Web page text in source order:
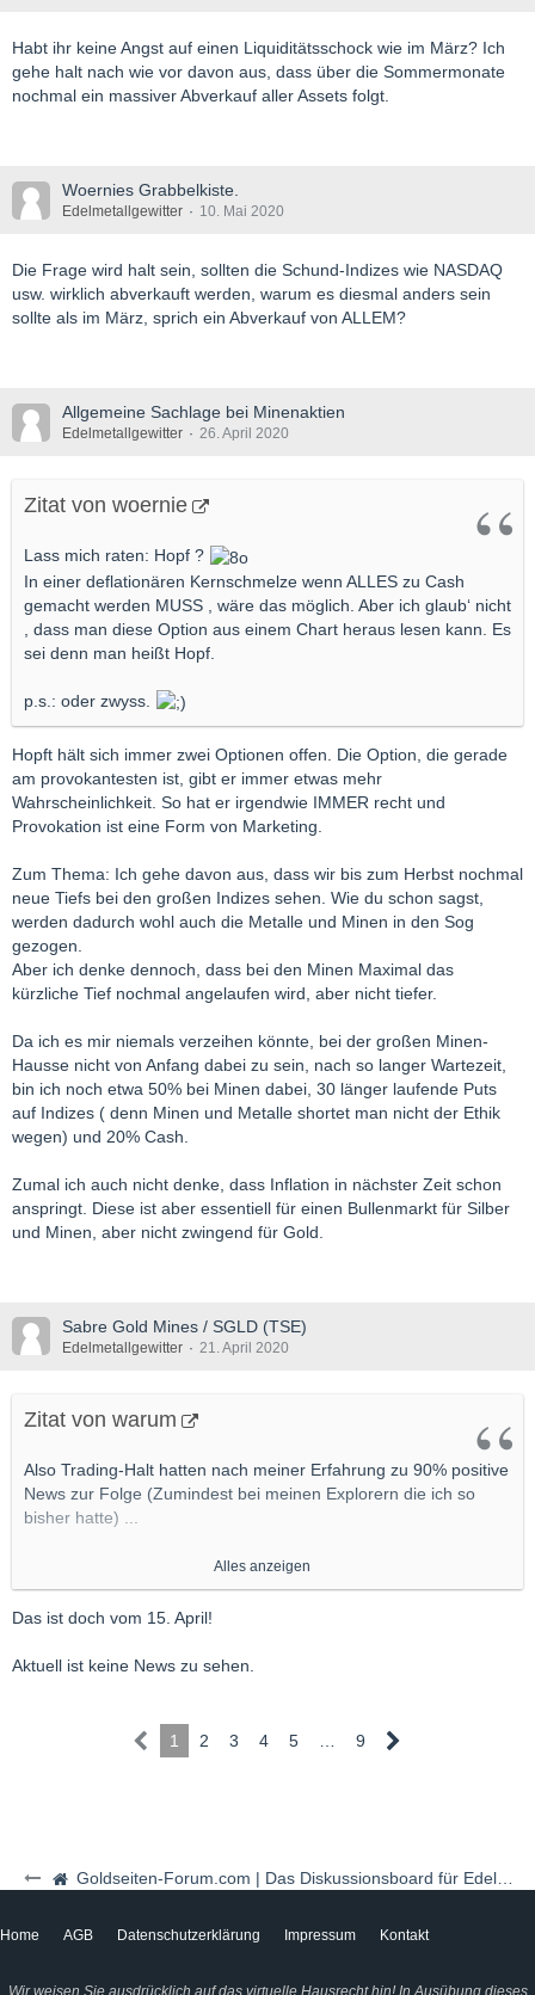
Goldseiten-Forum.com | Das Diskussionsboard für Edelmetalle & Rohstoffe
Habt ihr keine Angst auf einen Liquiditätsschock wie im März? Ich
gehe halt nach wie vor davon aus, dass über die Sommermonate
nochmal ein massiver Abverkauf aller Assets folgt.
Woernies Grabbelkiste.
Edelmetallgewitter 10. Mai 2020
Die Frage wird halt sein, sollten die Schund-Indizes wie NASDAQ
usw. wirklich abverkauft werden, warum es diesmal anders sein
sollte als im März, sprich ein Abverkauf von ALLEM?
Allgemeine Sachlage bei Minenaktien
Edelmetallgewitter 26. April 2020
Zitat von woernie
Lass mich raten: Hopf ?
In einer deflationären Kernschmelze wenn ALLES zu Cash
gemacht werden MUSS , wäre das möglich. Aber ich glaub‘ nicht
, dass man diese Option aus einem Chart heraus lesen kann. Es
sei denn man heißt Hopf.
p.s.: oder zwyss.
Hopft hält sich immer zwei Optionen offen. Die Option, die gerade
am provokantesten ist, gibt er immer etwas mehr
Wahrscheinlichkeit. So hat er irgendwie IMMER recht und
Provokation ist eine Form von Marketing.
Zum Thema: Ich gehe davon aus, dass wir bis zum Herbst nochmal
neue Tiefs bei den großen Indizes sehen. Wie du schon sagst,
werden dadurch wohl auch die Metalle und Minen in den Sog
gezogen.
Aber ich denke dennoch, dass bei den Minen Maximal das
kürzliche Tief nochmal angelaufen wird, aber nicht tiefer.
Da ich es mir niemals verzeihen könnte, bei der großen Minen-
Hausse nicht von Anfang dabei zu sein, nach so langer Wartezeit,
bin ich noch etwa 50% bei Minen dabei, 30 länger laufende Puts
auf Indizes ( denn Minen und Metalle shortet man nicht der Ethik
wegen) und 20% Cash.
Zumal ich auch nicht denke, dass Inflation in nächster Zeit schon
anspringt. Diese ist aber essentiell für einen Bullenmarkt für Silber
und Minen, aber nicht zwingend für Gold.
Sabre Gold Mines / SGLD (TSE)
Edelmetallgewitter 21. April 2020
Zitat von warum
Also Trading-Halt hatten nach meiner Erfahrung zu 90% positive
News zur Folge (Zumindest bei meinen Explorern die ich so
bisher hatte) ...
Ansonsten vll. einfach mal auf GPY Website schauen? Dort
findest du auch die News ...
Und weil ich so lieb bin hier der Link (ISt die News-PDF direkt
Alles anzeigen
Das ist doch vom 15. April!
Aktuell ist keine News zu sehen.
1 2 3 4 5 9
Home AGB Datenschutzerklärung Impressum Kontakt
Wir weisen Sie ausdrücklich auf das virtuelle Hausrecht hin! In Ausübung dieses